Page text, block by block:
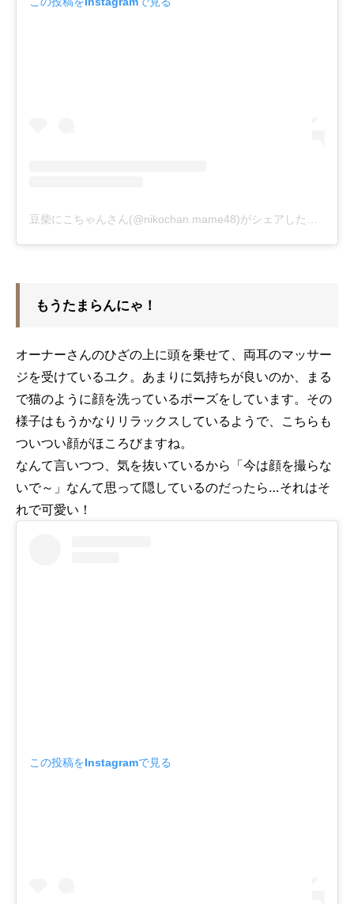
もうたまらんにゃ！
オーナーさんのひざの上に頭を乗せて、両耳のマッサー
ジを受けているユク。あまりに気持ちが良いのか、まる
で猫のように顔を洗っているポーズをしています。その
様子はもうかなりリラックスしているようで、こちらも
ついつい顔がほころびますね。
なんて言いつつ、気を抜いているから「今は顔を撮らな
いで～」なんて思って隠しているのだったら…それはそ
れで可愛い！
この投稿をInstagramで見る